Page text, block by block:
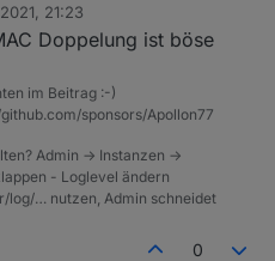
IP Adressen aber die
identisch. Ich hab jetzt die MAC
das Problem nicht mehr.
21:23
Doppelung ist böse
im Beitrag :-)
sponsors/Apollon77
Admin -> Instanzen ->
- Loglevel ändern
log/… nutzen, Admin schneidet
0